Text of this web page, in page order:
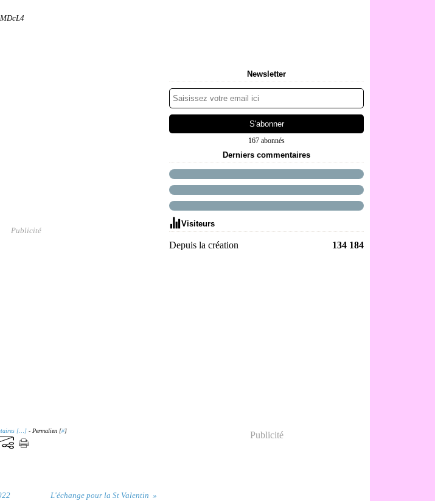
Publicité
[ ] - Permalien [#]
L'échange pour la St Valentin
Newsletter
167 abonnés
Derniers commentaires
Visiteurs
Depuis la création 134 184
Publicité